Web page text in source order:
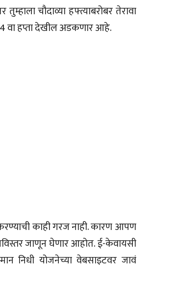
चौदाव्या हफ्त्याबरोबर तेरावा
वा हप्ता देखील अडकणार आहे.
काही गरज नाही. कारण आपण
जाणून घेणार आहोत. ई-केवायसी
निधी योजनेच्या वेबसाइटवर जावं